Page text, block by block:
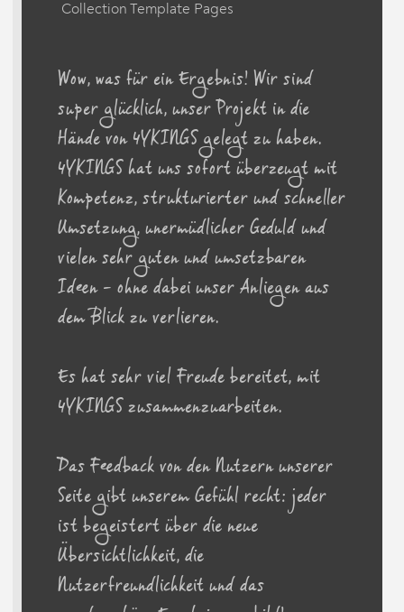
Collection Template Pages
Wow, was für ein Ergebnis! Wir sind
super glücklich, unser Projekt in die
Hände von 4YKINGS gelegt zu haben.
4YKINGS hat uns sofort überzeugt mit
Kompetenz, strukturierter und schneller
Umsetzung, unermüdlicher Geduld und
vielen sehr guten und umsetzbaren
Ideen - ohne dabei unser Anliegen aus
dem Blick zu verlieren.
Es hat sehr viel Freude bereitet, mit
4YKINGS zusammenzuarbeiten.
Das Feedback von den Nutzern unserer
Seite gibt unserem Gefühl recht: jeder
ist begeistert über die neue
Übersichtlichkeit, die
Nutzerfreundlichkeit und das